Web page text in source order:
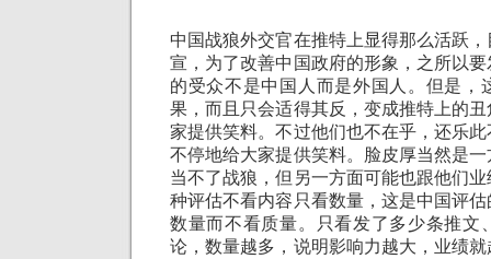
中国战狼外交官在推特上显得那么活跃
宣，为了改善中国政府的形象，之所以
的受众不是中国人而是外国人。但是，
果，而且只会适得其反，变成推特上的
家提供笑料。不过他们也不在乎，还乐
不停地给大家提供笑料。脸皮厚当然是
当不了战狼，但另一方面可能也跟他们
种评估不看内容只看数量，这是中国评
数量而不看质量。只看发了多少条推文
论，数量越多，说明影响力越大，业绩